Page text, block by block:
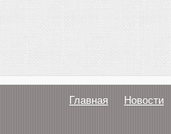
Главная Новости